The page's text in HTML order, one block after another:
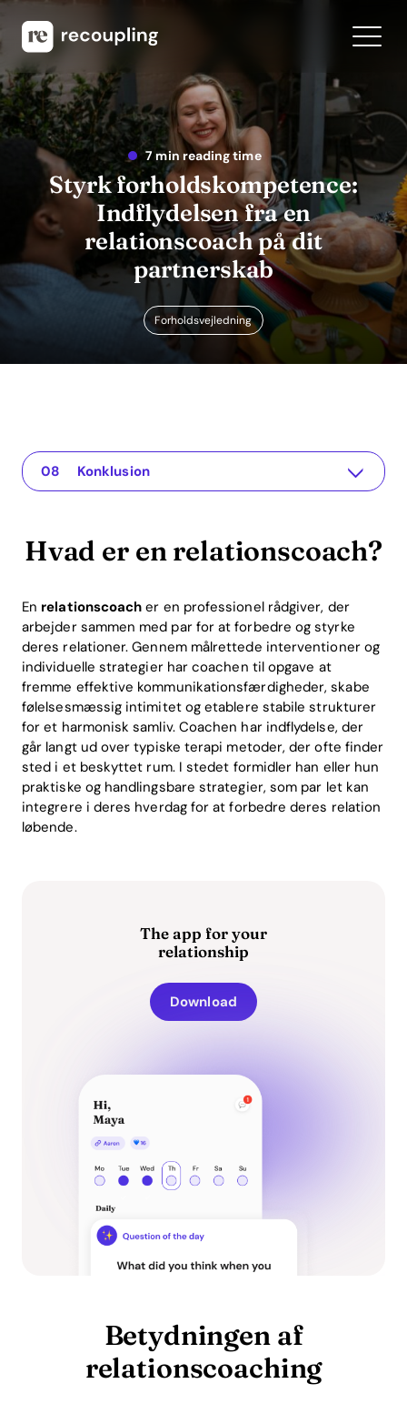
7 min reading time
Styrk forholdskompetence:
Indflydelsen fra en
relationscoach på dit
partnerskab
Forholdsvejledning
Hvad er en relationscoach?
The app for your relationship
Betydningen af relationscoaching
Innovative tilgange: Recoupling App
Praktiske eksempler på relationscoaching
ROI fra relationscoaching
Ofte stillede spørgsmål
Konklusion
Hvad er en relationscoach?
En relationscoach er en professionel rådgiver, der
arbejder sammen med par for at forbedre og styrke
deres relationer. Gennem målrettede interventioner og
individuelle strategier har coachen til opgave at
fremme effektive kommunikationsfærdigheder, skabe
følelsesmæssig intimitet og etablere stabile strukturer
for et harmonisk samliv. Coachen har indflydelse, der
går langt ud over typiske terapi metoder, der ofte finder
sted i et beskyttet rum. I stedet formidler han eller hun
praktiske og handlingsbare strategier, som par let kan
integrere i deres hverdag for at forbedre deres relation
løbende.
The app for your
relationship
Download
Betydningen af
relationscoaching